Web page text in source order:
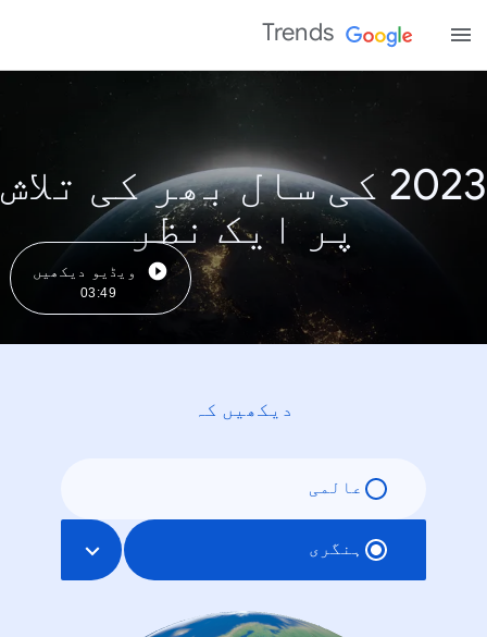
Trends
2023 کی سال بھر کی تلاش
پر ایک نظر
ویڈیو دیکھیں
03:49
دیکھیں کہ
عالمی
ہنگری